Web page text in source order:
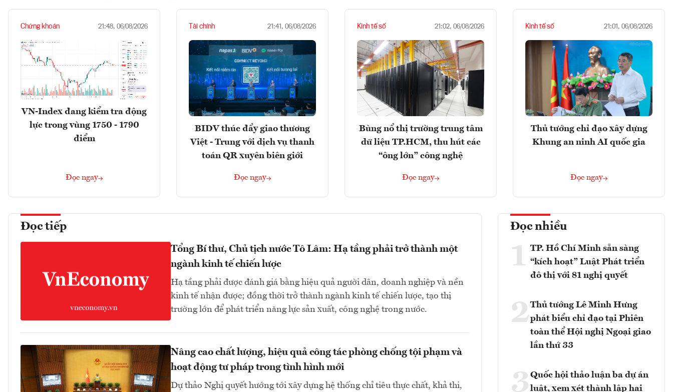
Chứng khoán 21:48, 06/08/2026
VN-Index đang kiểm tra động
lực trong vùng 1750 - 1790
điểm
Đọc ngay
Tài chính 21:41, 06/08/2026
BIDV thúc đẩy giao thương
Việt - Trung với dịch vụ thanh
toán QR xuyên biên giới
Đọc ngay
Kinh tế số 21:02, 06/08/2026
Bùng nổ thị trường trung tâm
dữ liệu TP.HCM, thu hút các
“ông lớn” công nghệ
Đọc ngay
Kinh tế số 21:01, 06/08/2026
Thủ tướng chỉ đạo xây dựng
Khung an ninh AI quốc gia
Đọc ngay
Đọc tiếp
Tổng Bí thư, Chủ tịch nước Tô Lâm: Hạ tầng phải trở thành một
ngành kinh tế chiến lược
Hạ tầng phải được đánh giá bằng hiệu quả người dân, doanh nghiệp và nền
kinh tế nhận được; đồng thời trở thành ngành kinh tế chiến lược, tạo thị
trường lớn để phát triển năng lực sản xuất, công nghệ trong nước.
Nâng cao chất lượng, hiệu quả công tác phòng chống tội phạm và
hoạt động tư pháp trong tình hình mới
Dự thảo Nghị quyết hướng tới xây dựng hệ thống chỉ tiêu thực chất, khả thi,
Đọc nhiều
1 TP. Hồ Chí Minh sẵn sàng
“kích hoạt” Luật Phát triển
đô thị với 81 nghị quyết
2Thủ tướng Lê Minh Hưng
phát biểu chỉ đạo tại Phiên
toàn thể Hội nghị Ngoại giao
lần thứ 33
3 Quốc hội thảo luận ba dự án
luật, xem xét thành lập hai